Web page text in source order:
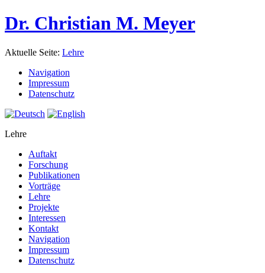
Dr. Christian M. Meyer
Aktuelle Seite: Lehre
Navigation
Impressum
Datenschutz
Lehre
Auftakt
Forschung
Publikationen
Vorträge
Lehre
Projekte
Interessen
Kontakt
Navigation
Impressum
Datenschutz